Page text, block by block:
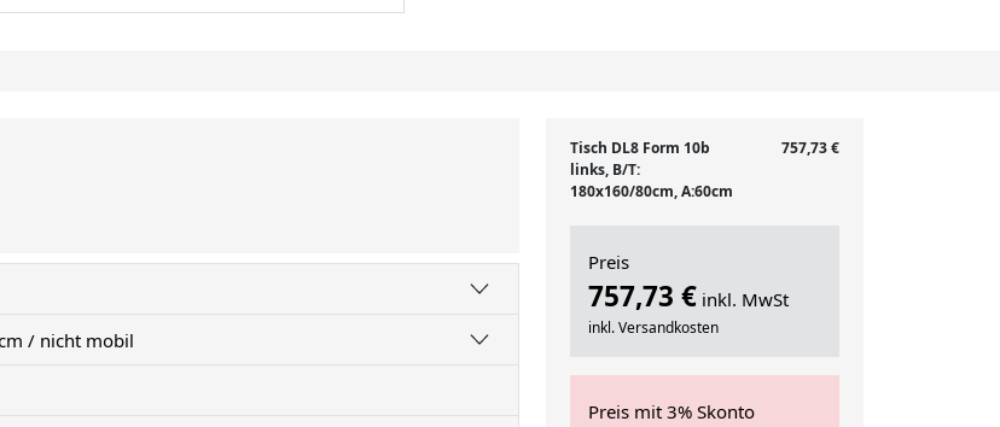
/ nicht mobil
Tisch DL8 Form 10b
links, B/T:
180x160/80cm, A:60cm
757,73 €
Preis
757,73 € inkl. MwSt
inkl. Versandkosten
Preis mit 3% Skonto